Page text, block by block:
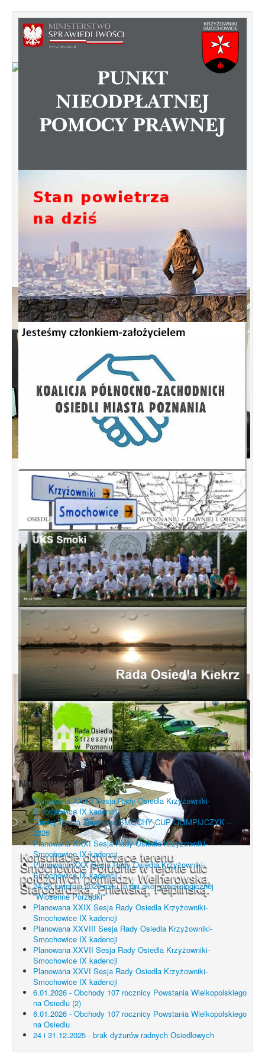
Od 1 stycznia 2023 roku zmiany w
funkcjonowaniu linii autobusowych
kursujących na Krzyżowniki-Smochowice
Spotkanie informacyjne w sprawie
budowy ulic Łebska, Łagowska,
Kociewska, Żukowska
Konsultacje dotyczące terenu
Smochowice Południe w rejonie ulic
położonych pomiędzy Wejherowską,
Starogardzką, Pniewską, Pelplińską.
Najnowsze
Planowana XXXII Sesja Rady Osiedla Krzyżowniki-
Smochowice IX kadencji
Turniej Tenisa Ziemnego SMOCHY CUP OLIMPIJCZYK –
2026
Planowana XXXI Sesja Rady Osiedla Krzyżowniki-
Smochowice IX kadencji
Planowana XXX Sesja Rady Osiedla Krzyżowniki-
Smochowice IX kadencji
24-26 kwietnia 2026 roku to dni akcji proekologicznej
"Wiosenne Porządki"
Planowana XXIX Sesja Rady Osiedla Krzyżowniki-
Smochowice IX kadencji
Planowana XXVIII Sesja Rady Osiedla Krzyżowniki-
Smochowice IX kadencji
Planowana XXVII Sesja Rady Osiedla Krzyżowniki-
Smochowice IX kadencji
Planowana XXVI Sesja Rady Osiedla Krzyżowniki-
Smochowice IX kadencji
6.01.2026 - Obchody 107 rocznicy Powstania Wielkopolskiego
na Osiedlu (2)
6.01.2026 - Obchody 107 rocznicy Powstania Wielkopolskiego
na Osiedlu
24 i 31.12.2025 - brak dyżurów radnych Osiedlowych